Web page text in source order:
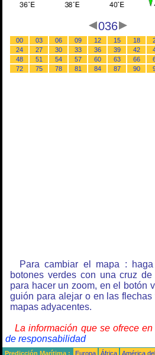
036
00 03 06 09 12 15 18
24
27 30 33 36 39 42
48
51 54 57 60 63 66
72
75 78 81 84 87 90
Para cambiar el mapa :
botones verdes con una cruz
para hacer un zoom, en el botón
guión para alejar o en las flechas
mapas adyacentes.
La información que se ofrece
de responsabilidad
Predicción Marítima : Europa África América